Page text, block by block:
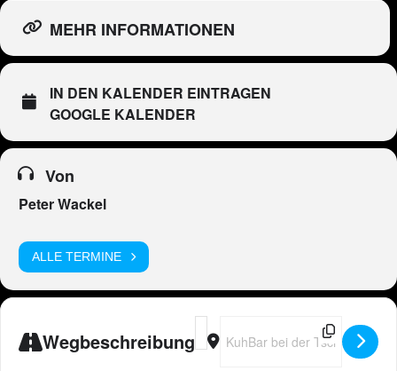
MEHR INFORMATIONEN
IN DEN KALENDER EINTRAGEN
GOOGLE KALENDER
Von
Peter Wackel
ALLE TERMINE
Wegbeschreibung
Address - Peter Wackel LIVE in
Destination Address - Peter